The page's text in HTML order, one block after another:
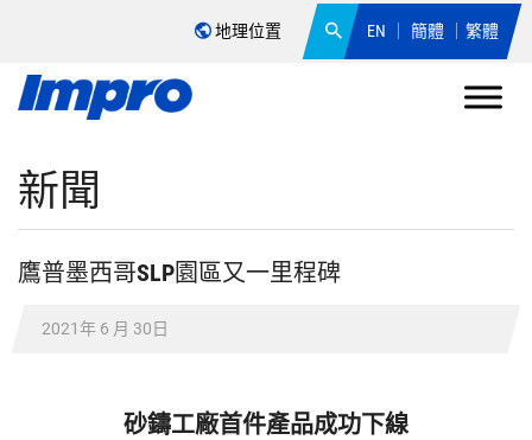
地理位置 EN 簡體 繁體
新聞
鷹普墨西哥SLP園區又一里程碑
2021年 6 月 30日
砂鑄工廠首件產品成功下線